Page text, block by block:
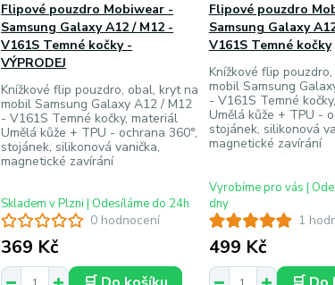
0 hodnocení
Flipové pouzdro Mobiwear -
Samsung Galaxy A12 / M12 -
V161S Temné kočky -
VÝPRODEJ
Knížkové flip pouzdro, obal, kryt na
mobil Samsung Galaxy A12 / M12
- V161S Temné kočky, materiál
Umělá kůže + TPU - ochrana 360°,
stojánek, silikonová vanička,
magnetické zavírání
369 Kč
Skladem v Plzni | Odesíláme do 24h
1
Flipové pouzdro
Samsung Galaxy
V161S Temné kočky
Knížkové flip
mobil Samsung
- V161S Temné
Umělá kůže + TPU -
stojánek, silikonová
magnetické zavírání
499 Kč
Vyrobíme pro vás |
dny